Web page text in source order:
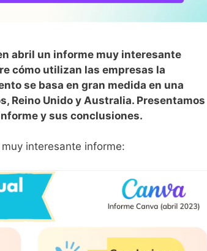
abril un informe muy interesante
cómo utilizan las empresas la
se basa en gran medida en una
Reino Unido y Australia. Presentamos
y sus conclusiones.
interesante informe: